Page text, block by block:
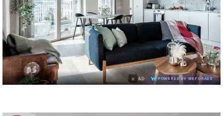
× AD POWERED BY WEFORADS